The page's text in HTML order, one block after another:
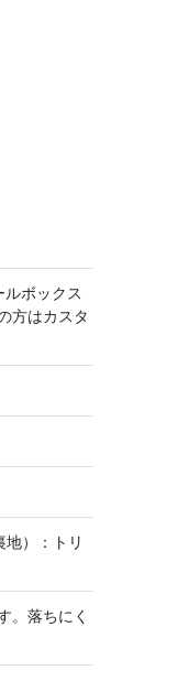
ボックス
方はカスタ
）：トリ
。落ちにく